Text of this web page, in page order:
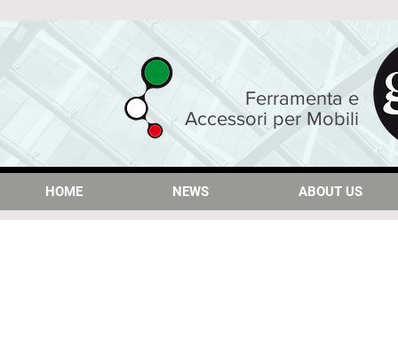
Ferramenta e
Accessori per Mobili
HOME NEWS ABOUT US
HOME NEWS ABOUT US